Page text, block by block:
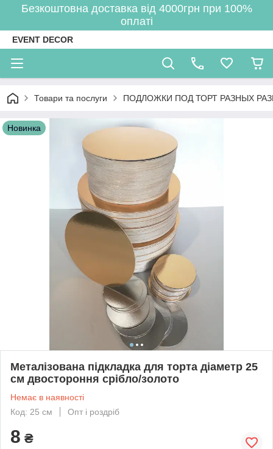
Безкоштовна доставка від 4000грн при 100%
оплаті
EVENT DECOR
Товари та послуги ПОДЛОЖКИ ПОД ТОРТ РАЗНЫХ
Новинка
Металізована підкладка для торта діаметр 25
см двостороння срібло/золото
Немає в наявності
Код: 25 см
Опт і роздріб
8 ₴